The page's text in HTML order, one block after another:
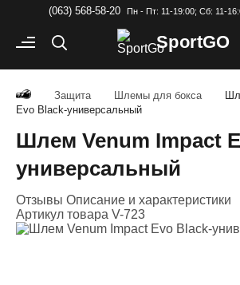
(063) 568-58-20 Пн - Пт: 11-19:00; Cб: 11-
SportGO
Защита Шлемы для бокса
Evo Black-универсальный
Шлем Venum Impact
универсальный
Отзывы Описание и характеристики
Артикул товара V-723